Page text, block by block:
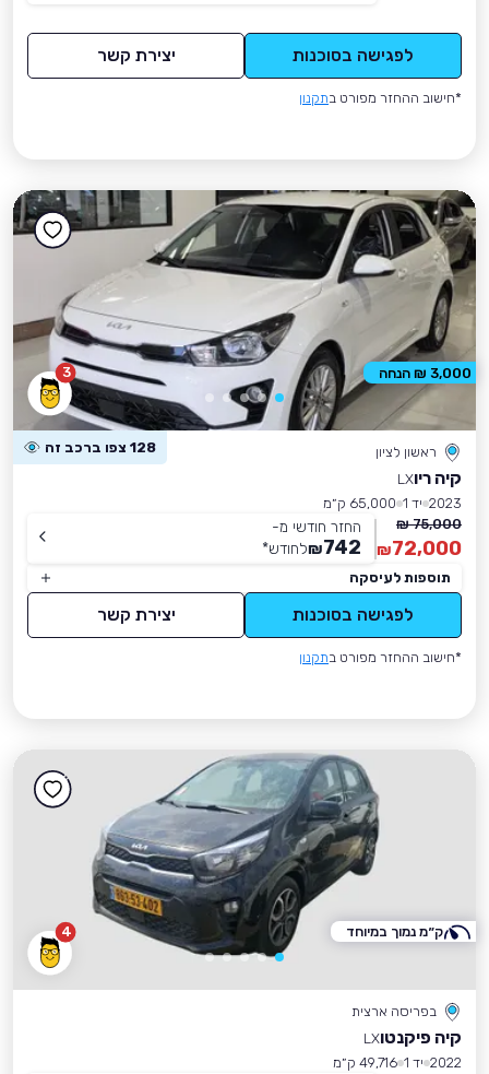
לפגישה בסוכנות יצירת קשר
*חישוב ההחזר מפורט בתקנון
3
ראשון לציון 128 צפו ברכב זה
קיה ריוLX
2023 יד 1
65,000 ק״מ
75,000 ₪
72,000
₪
החזר חודשי מ-
742
₪לחודש*
תוספות לעיסקה
לפגישה בסוכנות יצירת קשר
*חישוב ההחזר מפורט בתקנון
3,000 ₪ הנחה
4
בפריסה ארצית
קיה פיקנטוLX
2022 יד 1
49,716 ק״מ
ק״מ נמוך במיוחד